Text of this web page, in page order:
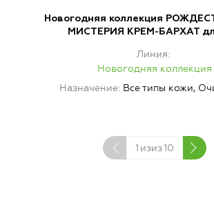
Новогодняя коллекция
МИСТЕРИЯ КРЕМ-БАРХАТ
Линия
Новогодняя коллекция
Назначение Все типы кожи,
1 изиз10